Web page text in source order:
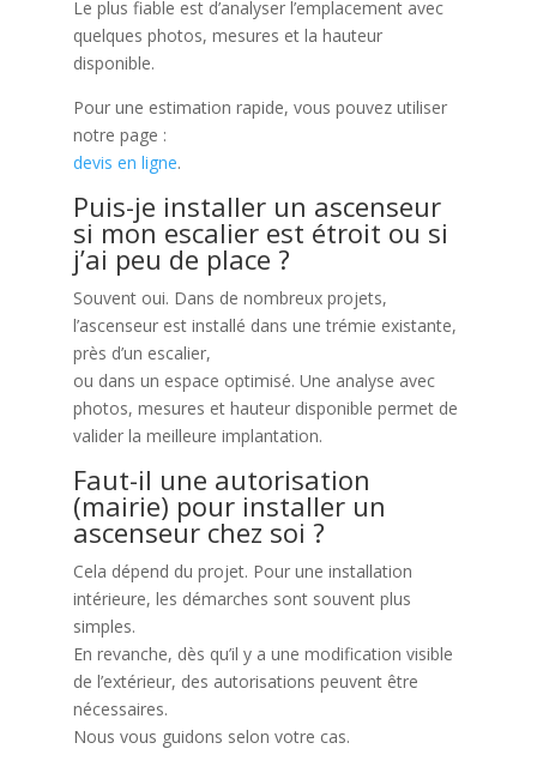
Le plus fiable est d’analyser l’emplacement avec
quelques photos, mesures et la hauteur
disponible.
Pour une estimation rapide, vous pouvez utiliser
notre page :
devis en ligne.
Puis-je installer un ascenseur
si mon escalier est étroit ou si
j’ai peu de place ?
Souvent oui. Dans de nombreux projets,
l’ascenseur est installé dans une trémie existante,
près d’un escalier,
ou dans un espace optimisé. Une analyse avec
photos, mesures et hauteur disponible permet de
valider la meilleure implantation.
Faut-il une autorisation
(mairie) pour installer un
ascenseur chez soi ?
Cela dépend du projet. Pour une installation
intérieure, les démarches sont souvent plus
simples.
En revanche, dès qu’il y a une modification visible
de l’extérieur, des autorisations peuvent être
nécessaires.
Nous vous guidons selon votre cas.